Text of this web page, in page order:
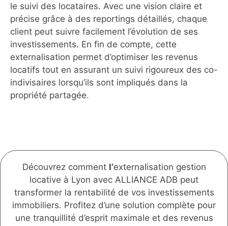
le suivi des locataires. Avec une vision claire et
précise grâce à des reportings détaillés, chaque
client peut suivre facilement l’évolution de ses
investissements. En fin de compte, cette
externalisation permet d’optimiser les revenus
locatifs tout en assurant un suivi rigoureux des co-
indivisaires lorsqu’ils sont impliqués dans la
propriété partagée.
Découvrez comment l’externalisation gestion
locative à Lyon avec ALLIANCE ADB peut
transformer la rentabilité de vos investissements
immobiliers. Profitez d’une solution complète pour
une tranquillité d’esprit maximale et des revenus